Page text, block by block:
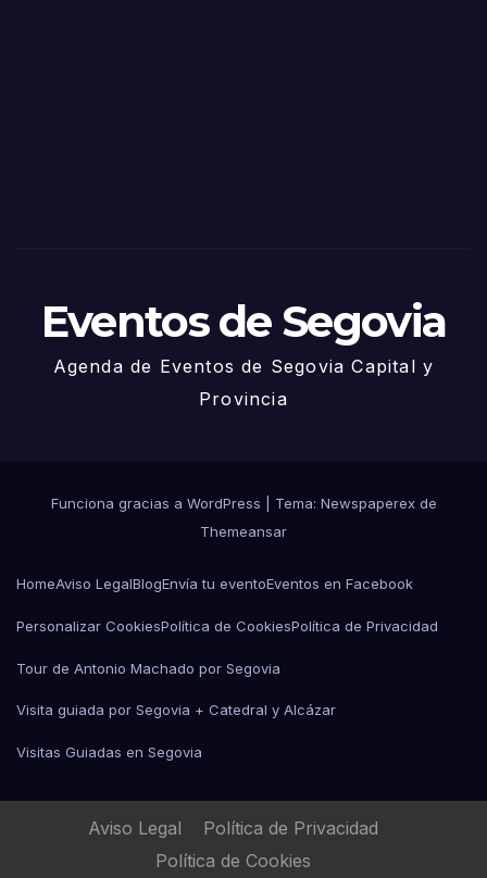
Eventos de Segovia
Agenda de Eventos de Segovia Capital y
Provincia
Funciona gracias a WordPress
Tema: Newspaperex de
Themeansar
HomeAviso LegalBlogEnvía tu eventoEventos en Facebook
Personalizar CookiesPolítica de CookiesPolítica de Privacidad
Tour de Antonio Machado por Segovia
Visita guiada por Segovia + Catedral y Alcázar
Visitas Guiadas en Segovia
Aviso Legal
Política de Privacidad
Política de Cookies